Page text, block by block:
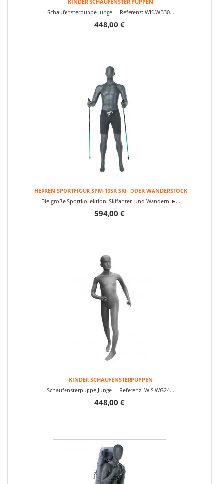
KINDER SCHAUFENSTER PUPPEN
Schaufensterpuppe Junge Referenz: WIS.WB30...
448,00 €
HERREN SPORTFIGUR SPM-13SK SKI- ODER WANDERSTOCK
Die große Sportkollektion: Skifahren und Wandern ►...
594,00 €
KINDER SCHAUFENSTERPUPPEN
Schaufensterpuppe Junge Referenz: WIS.WG24...
448,00 €